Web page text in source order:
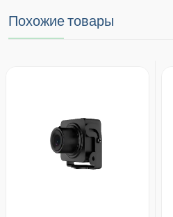
Похожие товары